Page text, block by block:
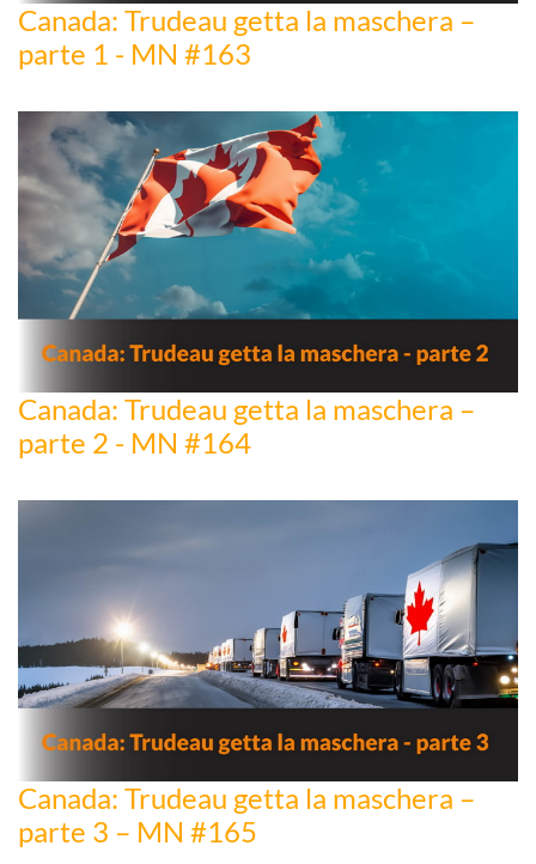
Canada: Trudeau getta la maschera –
parte 1 - MN #163
Canada: Trudeau getta la maschera –
parte 2 - MN #164
Canada: Trudeau getta la maschera –
parte 3 – MN #165